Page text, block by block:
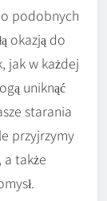
podobnych
okazją do
jak w każdej
uniknąć
starania
przyjrzymy
a także